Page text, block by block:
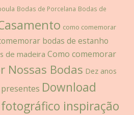
Bodas de Porcelana Bodas de
como comemorar
bodas de estanho
de madeira Como comemorar
Nossas Bodas Dez anos
Download
fotográfico inspiração